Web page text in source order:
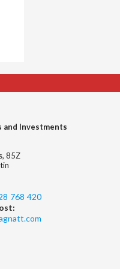
and Investments
85Z
768 420